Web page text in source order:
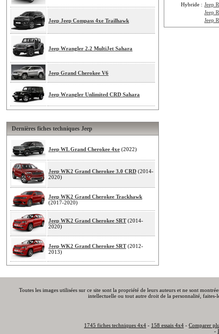
Jeep Jeep Compass 4xe Trailhawk
Jeep Wrangler 2.2 MultiJet Sahara
Jeep Grand Cherokee V6
Jeep Wrangler Unlimited CRD Sahara
Dernières fiches techniques Jeep
Jeep WL Grand Cherokee 4xe (2022)
Jeep WK2 Grand Cherokee 3.0 CRD (2014-
2020)
Jeep WK2 Grand Cherokee Trackhawk
(2017-2020)
Jeep WK2 Grand Cherokee SRT(2014-
2020)
Jeep WK2 Grand Cherokee SRT(2012-
2013)
Hybride : Jeep
Jeep
Jeep
Toutes les images utilisées sur ce site sont la propriété de leurs auteurs et ne sont
intellectuelle ou tout autre droit de la personnalité,
1745 fiches techniques 4x4 - 158 essais 4x4 - Comparer
-